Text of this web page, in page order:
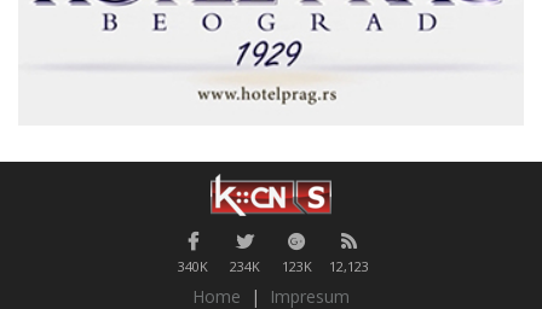
340K 234K 123K 12,123
Home |
Impresum